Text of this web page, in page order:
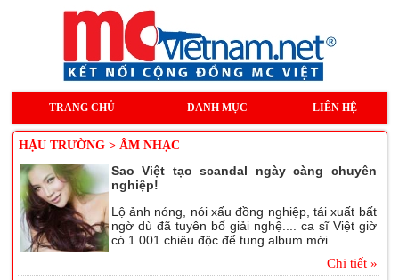
TRANG CHỦ DANH MỤC LIÊN HỆ
HẬU TRƯỜNG > ÂM NHẠC
Sao Việt tạo scandal ngày càng chuyên
nghiệp!
Lộ ảnh nóng, nói xấu đồng nghiệp, tái xuất bất
ngờ dù đã tuyên bố giải nghệ.... ca sĩ Việt giờ
có 1.001 chiêu độc để tung album mới.
Chi tiết »